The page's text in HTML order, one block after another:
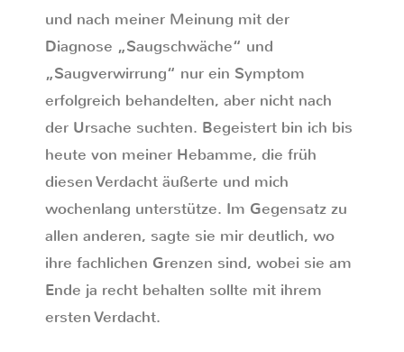
und nach meiner Meinung mit der
Diagnose „Saugschwäche“ und
„Saugverwirrung“ nur ein Symptom
erfolgreich behandelten, aber nicht nach
der Ursache suchten. Begeistert bin ich bis
heute von meiner Hebamme, die früh
diesen Verdacht äußerte und mich
wochenlang unterstütze. Im Gegensatz zu
allen anderen, sagte sie mir deutlich, wo
ihre fachlichen Grenzen sind, wobei sie am
Ende ja recht behalten sollte mit ihrem
ersten Verdacht.